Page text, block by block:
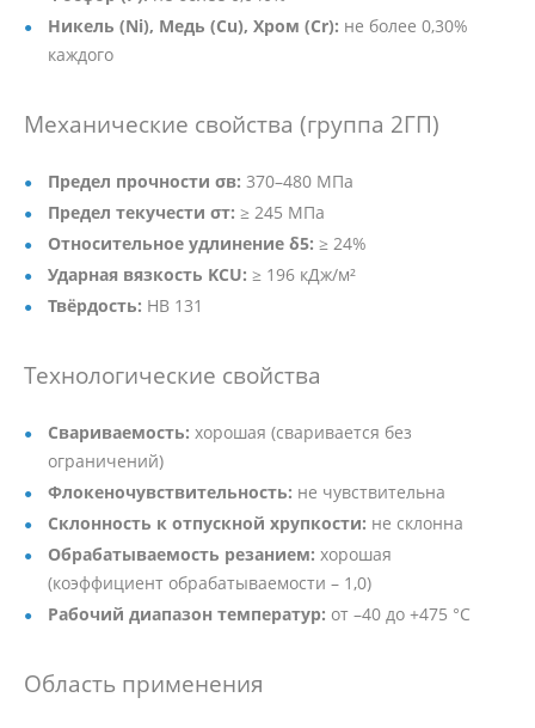
Никель (Ni), Медь (Cu), Хром (Cr): не более 0,30%
каждого
Механические свойства (группа 2ГП)
Предел прочности σв: 370–480 МПа
Предел текучести σт: ≥ 245 МПа
Относительное удлинение δ5: ≥ 24%
Ударная вязкость KCU: ≥ 196 кДж/м²
Твёрдость: HB 131
Технологические свойства
Свариваемость: хорошая (сваривается без
ограничений)
Флокеночувствительность: не чувствительна
Склонность к отпускной хрупкости: не склонна
Обрабатываемость резанием: хорошая
(коэффициент обрабатываемости – 1,0)
Рабочий диапазон температур: от –40 до +475 °C
Область применения